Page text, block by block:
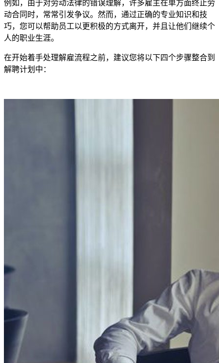
例如，由于对劳动法律的错误理解，许多雇主在单方面终止劳
动合同时，常常引发争议。然而，通过正确的专业知识和技
巧，您可以帮助员工以更积极的方式离开，并且让他们继续个
人的职业生涯。
在开始着手处理解雇流程之前，建议您将以下四个步骤整合到
解聘计划中：